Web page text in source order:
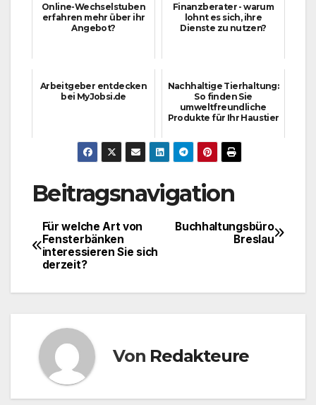
Online-Wechselstuben
erfahren mehr über ihr
Angebot?
Finanzberater - warum
lohnt es sich, ihre
Dienste zu nutzen?
Arbeitgeber entdecken
bei MyJobsi.de
Nachhaltige Tierhaltung:
So finden Sie
umweltfreundliche
Produkte für Ihr Haustier
Beitragsnavigation
Buchhaltungsbüro
Breslau
Für welche Art von
Fensterbänken
interessieren Sie sich
derzeit?
Von Redakteure